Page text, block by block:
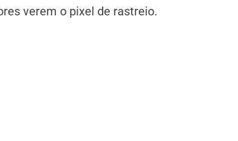
verem o pixel de rastreio.